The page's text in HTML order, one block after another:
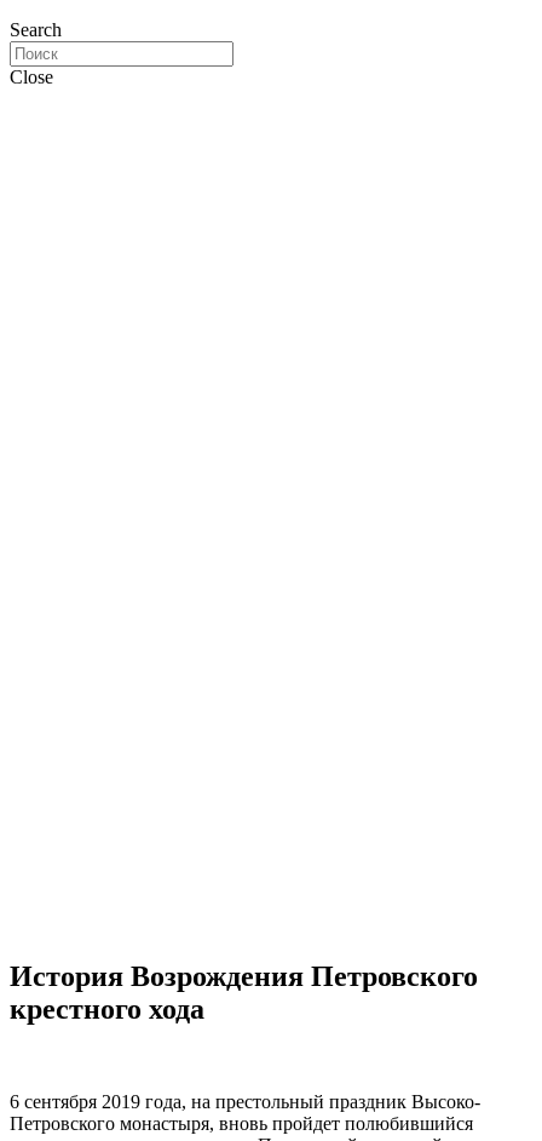
Search
Close
История Возрождения Петровского
крестного хода
6 сентября 2019 года, на престольный праздник Высоко-
Петровского монастыря, вновь пройдет полюбившийся